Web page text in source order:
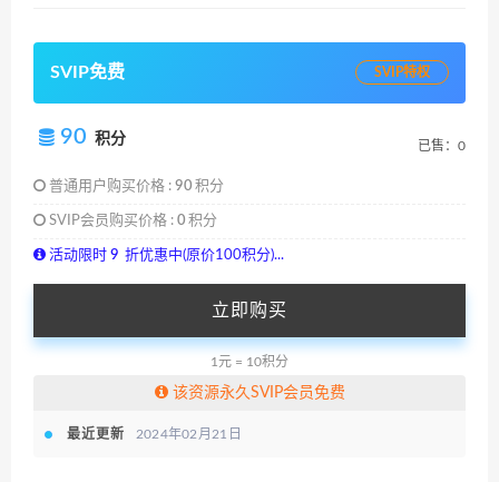
SVIP免费 SVIP特权
90 积分 已售：0
普通用户购买价格 : 90 积分
SVIP会员购买价格 : 0 积分
活动限时 9 折优惠中(原价100积分)...
立即购买
1元 = 10积分
该资源永久SVIP会员免费
最近更新 2024年02月21日